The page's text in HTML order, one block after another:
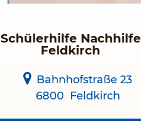
Schülerhilfe Nachhilfe
Feldkirch
Bahnhofstraße 23
6800 Feldkirch